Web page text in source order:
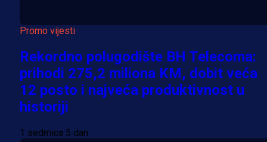
Promo vijesti
Rekordno polugodište BH Telecoma:
prihodi 275,2 miliona KM, dobit veća
12 posto i najveća produktivnost u
historiji
1 sedmica 5 dan